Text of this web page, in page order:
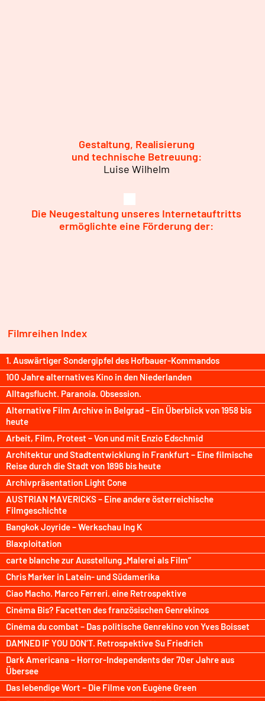
Gestaltung, Realisierung
und technische Betreuung:
Luise Wilhelm
Die Neugestaltung unseres Internetauftritts
ermöglichte eine Förderung der:
Filmreihen Index
1. Auswärtiger Sondergipfel des Hofbauer-Kommandos
100 Jahre alternatives Kino in den Niederlanden
Alltagsflucht. Paranoia. Obsession.
Alternative Film Archive in Belgrad – Ein Überblick von 1958 bis
heute
Arbeit, Film, Protest – Von und mit Enzio Edschmid
Architektur und Stadtentwicklung in Frankfurt – Eine filmische
Reise durch die Stadt von 1896 bis heute
Archivpräsentation Light Cone
AUSTRIAN MAVERICKS – Eine andere österreichische
Filmgeschichte
Bangkok Joyride – Werkschau Ing K
Blaxploitation
carte blanche zur Ausstellung „Malerei als Film“
Chris Marker in Latein- und Südamerika
Ciao Macho. Marco Ferreri. eine Retrospektive
Cinéma Bis? Facetten des französischen Genrekinos
Cinéma du combat – Das politische Genrekino von Yves Boisset
DAMNED IF YOU DON’T. Retrospektive Su Friedrich
Dark Americana – Horror-Independents der 70er Jahre aus
Übersee
Das lebendige Wort – Die Filme von Eugène Green